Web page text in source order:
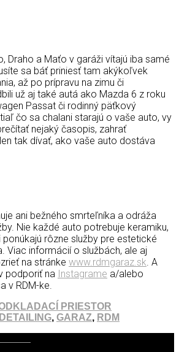
Draho a Maťo v garáži vítajú iba samé
sa báť priniesť tam akýkoľvek
až po prípravu na zimu či
už aj také autá ako Mazda 6 z roku
Passat či rodinný päťkový
čo sa chalani starajú o vaše auto, vy
nejaký časopis, zahrať
tak dívať, ako vaše auto dostáva
ani bežného smrteľníka a odráža
Nie každé auto potrebuje keramiku,
ponúkajú rôzne služby pre estetické
Viac informácií o službách, ale aj
na stránke www.rdmgaraz.sk. A
podporiť na Instagrame a/alebo
v RDM-ke.
PRIESTOR
DETAILING, GARAZ, RDM